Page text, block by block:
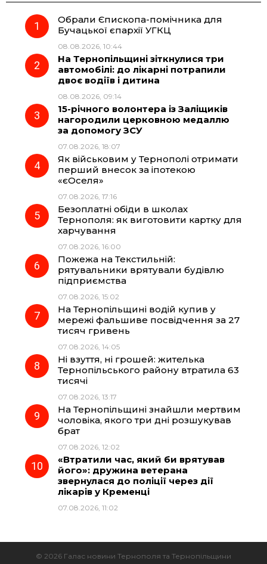
e
o
o
e
g
r
a
m
t
p
Обрали Єпископа-помічника для
Бучацької єпархії УГКЦ
08.08.2026, 10:44
На Тернопільщині зіткнулися три
автомобілі: до лікарні потрапили
двоє водіїв і дитина
08.08.2026, 09:14
15-річного волонтера із Заліщиків
нагородили церковною медаллю
за допомогу ЗСУ
07.08.2026, 18:07
Як військовим у Тернополі отримати
перший внесок за іпотекою
«єОселя»
07.08.2026, 17:16
Безоплатні обіди в школах
Тернополя: як виготовити картку для
харчування
07.08.2026, 16:00
Пожежа на Текстильній:
рятувальники врятували будівлю
підприємства
07.08.2026, 15:02
На Тернопільщині водій купив у
мережі фальшиве посвідчення за 27
тисяч гривень
07.08.2026, 14:05
Ні взуття, ні грошей: жителька
Тернопільського району втратила 63
тисячі
07.08.2026, 13:17
На Тернопільщині знайшли мертвим
чоловіка, якого три дні розшукував
брат
07.08.2026, 12:02
«Втратили час, який би врятував
його»: дружина ветерана
звернулася до поліції через дії
лікарів у Кременці
07.08.2026, 11:02
© 2026 Галас новини Тернополя та Тернопільщини